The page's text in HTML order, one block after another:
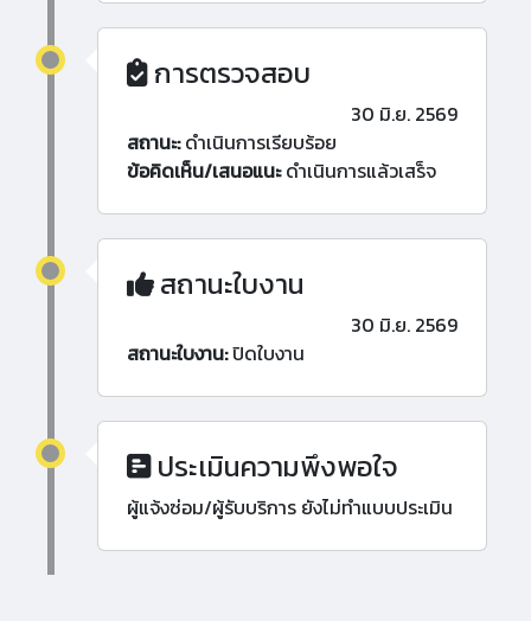
การตรวจสอบ
30 มิ.ย. 2569
สถานะ:ดำเนินการเรียบร้อย
ข้อคิดเห็น/เสนอแนะดำเนินการแล้วเสร็จ
สถานะใบงาน
30 มิ.ย. 2569
สถานะใบงาน:ปิดใบงาน
ประเมินความพึงพอใจ
ผู้แจ้งซ่อม/ผู้รับบริการ ยังไม่ทำแบบประเมิน